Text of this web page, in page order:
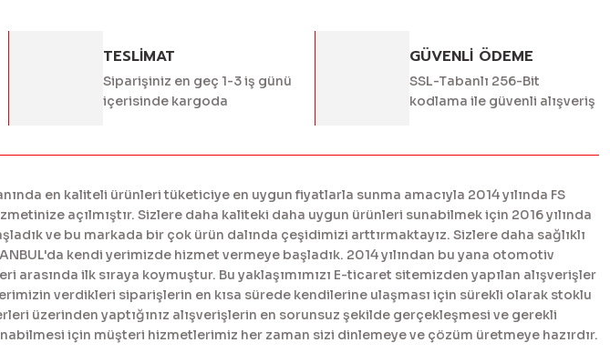
TESLİMAT
Siparişiniz en geç 1-3 iş günü
içerisinde kargoda
GÜVENLİ ÖDEME
SSL-Tabanlı 256-Bit
kodlama ile güvenli alışveriş
en kaliteli ürünleri tüketiciye en uygun fiyatlarla sunma amacıyla 2014 yılında FS
açılmıştır. Sizlere daha kaliteki daha uygun ürünleri sunabilmek için 2016 yılında
ve bu markada bir çok ürün dalında çeşidimizi arttırmaktayız. Sizlere daha sağlıklı
kendi yerimizde hizmet vermeye başladık. 2014 yılından bu yana otomotiv
ilk sıraya koymuştur. Bu yaklaşımımızı E-ticaret sitemizden yapılan alışverişler
verdikleri siparişlerin en kısa sürede kendilerine ulaşması için sürekli olarak stoklu
üzerinden yaptığınız alışverişlerin en sorunsuz şekilde gerçekleşmesi ve gerekli
için müşteri hizmetlerimiz her zaman sizi dinlemeye ve çözüm üretmeye hazırdır.